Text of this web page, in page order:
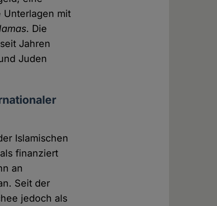
Unterlagen mit
. Die
Jahren
Juden
Islamischen
finanziert
an
Seit der
jedoch als